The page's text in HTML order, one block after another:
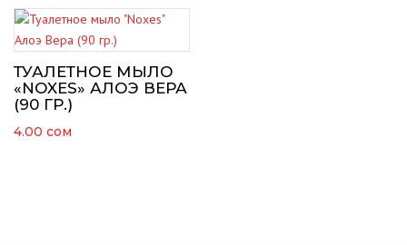
ТУАЛЕТНОЕ МЫЛО
«NOXES» АЛОЭ ВЕРА
(90 ГР.)
4.00 сом